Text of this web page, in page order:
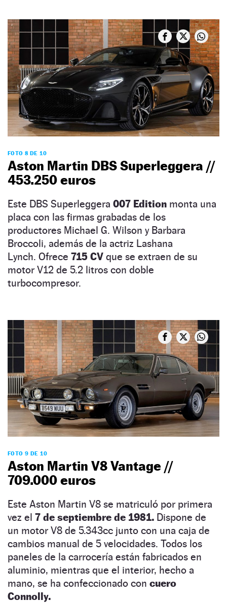
FOTO 8 DE 10
Aston Martin DBS Superleggera //
453.250 euros
Este DBS Superleggera 007 Edition monta una
placa con las firmas grabadas de los
productores Michael G. Wilson y Barbara
Broccoli, además de la actriz Lashana
Lynch. Ofrece 715 CV que se extraen de su
motor V12 de 5.2 litros con doble
turbocompresor.
FOTO 9 DE 10
Aston Martin V8 Vantage //
709.000 euros
Este Aston Martin V8 se matriculó por primera
vez el 7 de septiembre de 1981. Dispone de
un motor V8 de 5.343cc junto con una caja de
cambios manual de 5 velocidades. Todos los
paneles de la carrocería están fabricados en
aluminio, mientras que el interior, hecho a
mano, se ha confeccionado con cuero
Connolly.